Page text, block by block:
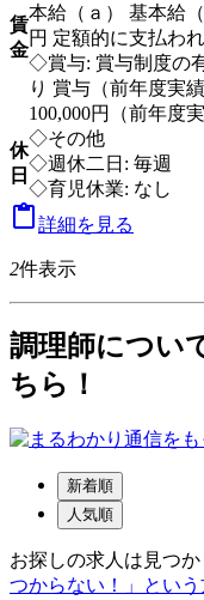
賃
金
本給（ａ） 基本給
円 定額的に支払わ
◇賞与: 賞与制度の
り 賞与（前年度実
100,000円（前年度実
休
日
◇その他
◇週休二日: 毎週
◇育児休業: なし
詳細を見る
2件表示
調理師につい
ちら！
新着順
人気順
お探しの求人は見つか
つからない！」とい